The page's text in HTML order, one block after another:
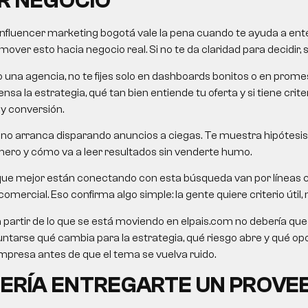
marketing bogotá vale la pena cuando te ayuda a
esto hacia negocio real. Si no te da claridad para decidir,
una agencia, no te fijes solo en dashboards bonitos o en
la estrategia, qué tan bien entiende tu oferta y si tiene
conversión.
arranca disparando anuncios a ciegas. Te muestra
y cómo va a leer resultados sin venderte humo.
mejor están conectando con esta búsqueda van por líneas
Eso confirma algo simple: la gente quiere criterio útil,
de lo que se está moviendo en elpais.com no debería
qué cambia para la estrategia, qué riesgo abre y qué
antes de que el tema se vuelva ruido.
ENTREGARTE UN